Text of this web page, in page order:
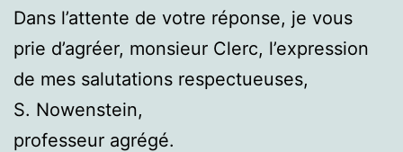
Dans l’attente de votre réponse, je vous
prie d’agréer, monsieur Clerc, l’expression
de mes salutations respectueuses,
S. Nowenstein,
professeur agrégé.